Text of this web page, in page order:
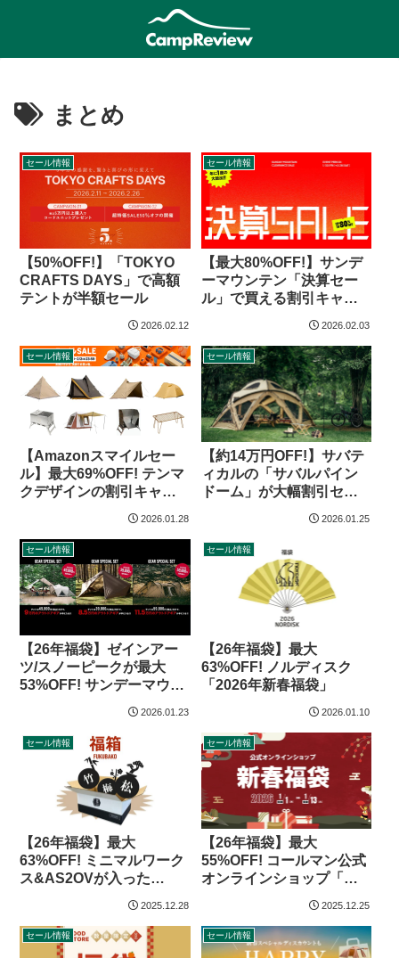
まとめ
セール情報
【50%OFF!】「TOKYO
CRAFTS DAYS」で高額
テントが半額セール
2026.02.12
セール情報
【最大80%OFF!】サンデ
ーマウンテン「決算セー
ル」で買える割引キャン
2026.02.03
セール情報
【Amazonスマイルセー
ル】最大69%OFF! テンマ
クデザインの割引キャン
2026.01.28
セール情報
【約14万円OFF!】サバテ
ィカルの「サバルパイン
ドーム」が大幅割引セー
2026.01.25
セール情報
【26年福袋】ゼインアー
ツ/スノーピークが最大
53%OFF! サンデーマウン
2026.01.23
セール情報
【26年福袋】最大
63%OFF! ノルディスク
「2026年新春福袋」
2026.01.10
セール情報
【26年福袋】最大
63%OFF! ミニマルワーク
ス&AS2OVが入った
2025.12.28
セール情報
【26年福袋】最大
55%OFF! コールマン公式
オンラインショップ「新
2025.12.25
セール情報 セール情報